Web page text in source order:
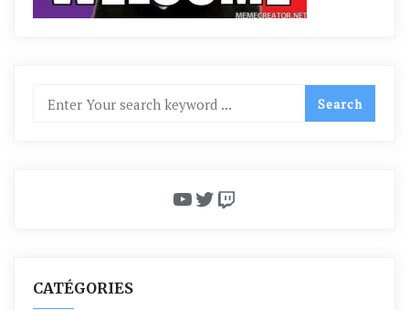
YouTube
Twitter
Twitch
CATÉGORIES